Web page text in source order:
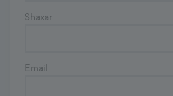
Shaxar
Email